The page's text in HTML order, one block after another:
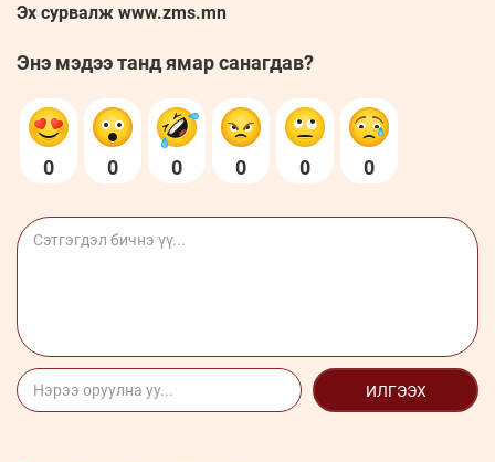
Эх сурвалж www.zms.mn
Энэ мэдээ танд ямар санагдав?
0 0 0 0 0 0
ИЛГЭЭХ